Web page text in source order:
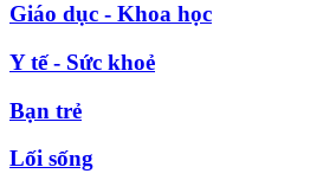
Giáo dục - Khoa học
Y tế - Sức khoẻ
Bạn trẻ
Lối sống